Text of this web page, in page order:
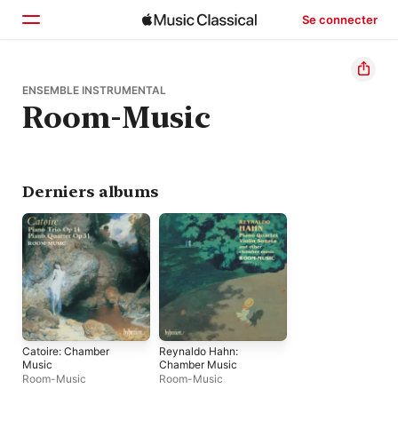
Se connecter
Accueil
Parcourir
ENSEMBLE INSTRUMENTAL
Room-Music
Derniers albums
Catoire: Chamber
Music
Room-Music
Reynaldo Hahn:
Chamber Music
Room-Music